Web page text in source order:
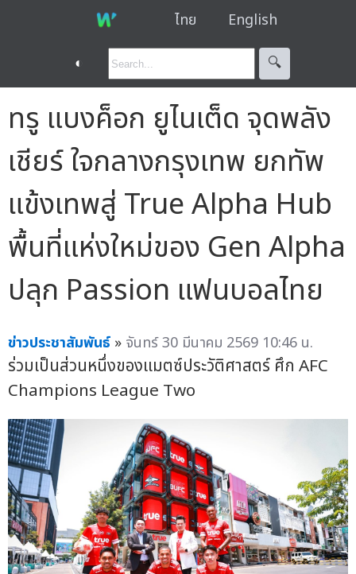
ไทย English
◐ 🔍︎
ทรู แบงค็อก ยูไนเต็ด จุดพลัง
เชียร์ ใจกลางกรุงเทพ ยกทัพ
แข้งเทพสู่ True Alpha Hub
พื้นที่แห่งใหม่ของ Gen Alpha
ปลุก Passion แฟนบอลไทย
ข่าวประชาสัมพันธ์ » จันทร์ 30 มีนาคม 2569 10:46 น.
ร่วมเป็นส่วนหนึ่งของแมตซ์ประวัติศาสตร์ ศึก AFC
Champions League Two